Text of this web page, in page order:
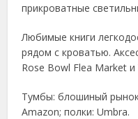
прикроватные
Любимые книги
рядом с кроватью.
Rose Bowl Flea Market
Тумбы: блошиный
Amazon; полки: Umbra.